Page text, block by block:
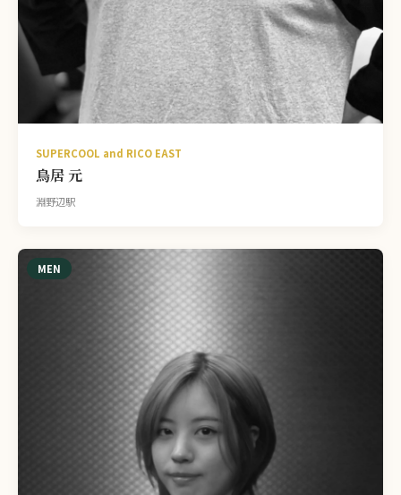
SUPERCOOL and RICO EAST
鳥居 元
淵野辺駅
MEN